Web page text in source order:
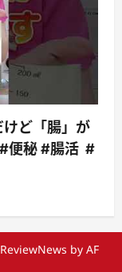
けど「腸」が
便秘 #腸活 #
ReviewNews by AF